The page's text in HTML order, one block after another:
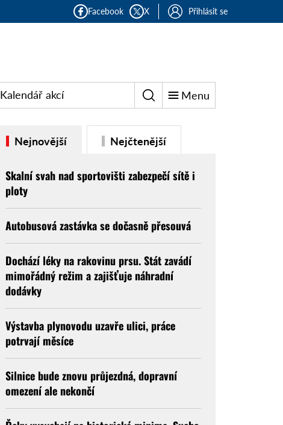
Facebook X Přihlásit se
Kalendář akcí Menu
Nejnovější Nejčtenější
Skalní svah nad sportovišti zabezpečí sítě i
ploty
Autobusová zastávka se dočasně přesouvá
Dochází léky na rakovinu prsu. Stát zavádí
mimořádný režim a zajišťuje náhradní
dodávky
Výstavba plynovodu uzavře ulici, práce
potrvají měsíce
Silnice bude znovu průjezdná, dopravní
omezení ale nekončí